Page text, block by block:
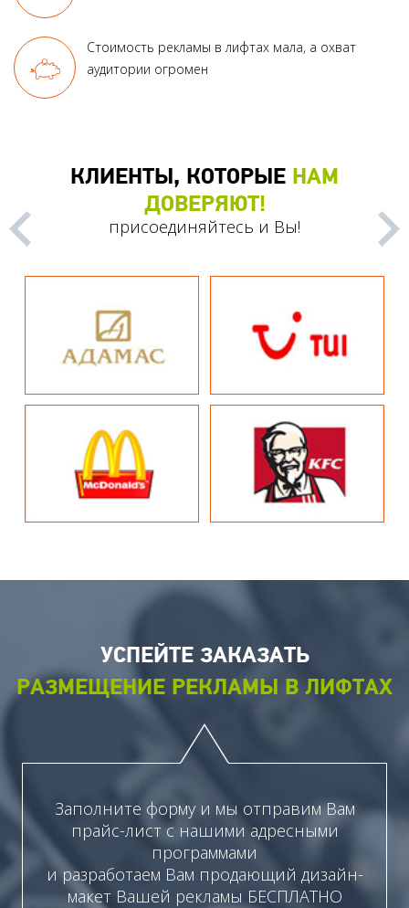
Стоимость рекламы в лифтах мала, а охват
аудитории огромен
КЛИЕНТЫ, КОТОРЫЕ НАМ
ДОВЕРЯЮТ!
присоединяйтесь и Вы!
УСПЕЙТЕ ЗАКАЗАТЬ
РАЗМЕЩЕНИЕ РЕКЛАМЫ В ЛИФТАХ
Заполните форму и мы отправим Вам
прайс-лист с нашими адресными
программами
и разработаем Вам продающий дизайн-
макет Вашей рекламы БЕСПЛАТНО